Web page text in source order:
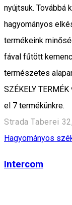
nyújtsuk. Továbbá
hagyományos
termékeink
fával fűtött
természetes
SZÉKELY
el 7 termékünkre.
Strada Taberei
Hagyományos
Intercom